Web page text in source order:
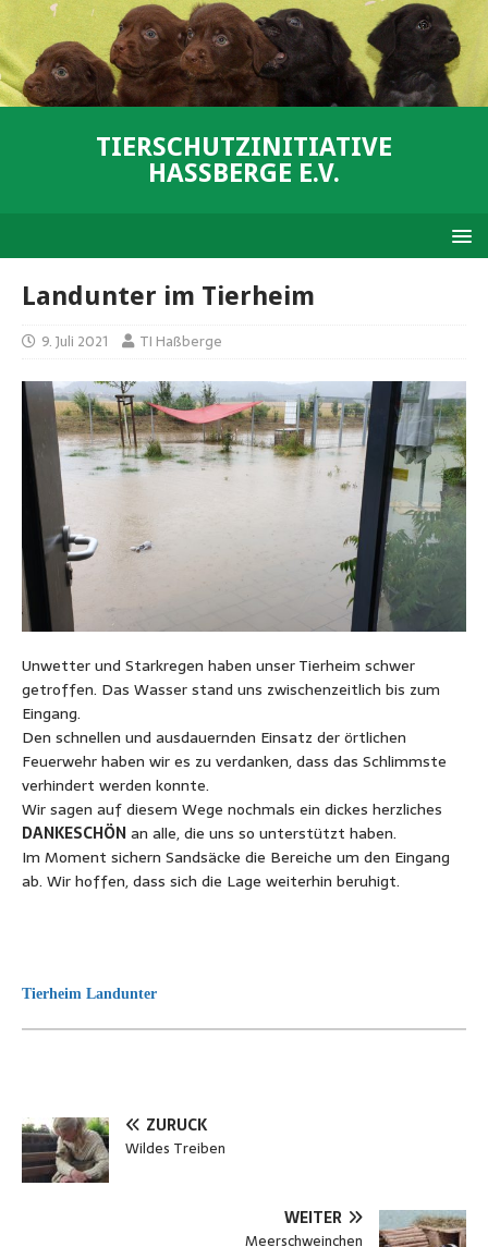
TIERSCHUTZINITIATIVE
HASSBERGE E.V.
Landunter im Tierheim
9. Juli 2021 TI Haßberge
Unwetter und Starkregen haben unser Tierheim schwer
getroffen. Das Wasser stand uns zwischenzeitlich bis zum
Eingang.
Den schnellen und ausdauernden Einsatz der örtlichen
Feuerwehr haben wir es zu verdanken, dass das Schlimmste
verhindert werden konnte.
Wir sagen auf diesem Wege nochmals ein dickes herzliches
DANKESCHÖNan alle, die uns so unterstützt haben.
Im Moment sichern Sandsäcke die Bereiche um den Eingang
ab. Wir hoffen, dass sich die Lage weiterhin beruhigt.
Tierheim Landunter
ZURÜCK
Wildes Treiben
WEITER
Meerschweinchen